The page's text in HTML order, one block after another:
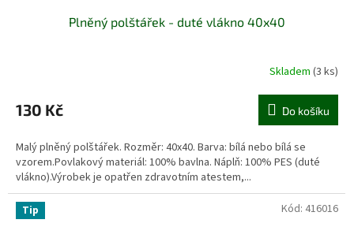
Plněný polštářek - duté vlákno 40x40
Skladem (3 ks)
130 Kč Do košíku
Malý plněný polštářek. Rozměr: 40x40. Barva: bílá nebo bílá se
vzorem.Povlakový materiál: 100% bavlna. Náplň: 100% PES (duté
vlákno).Výrobek je opatřen zdravotním atestem,...
Tip Kód: 416016